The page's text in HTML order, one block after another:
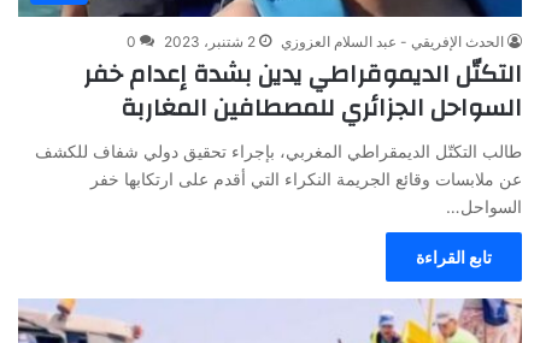
الحدث الإفريقي - عبد السلام العزوزي 2 شتنبر، 2023 0
التكتّل الديموقراطي يدين بشدة إعدام خفر
السواحل الجزائري للمصطافين المغاربة
طالب التكتّل الديمقراطي المغربي، بإجراء تحقيق دولي شفاف للكشف
عن ملابسات وقائع الجريمة النكراء التي أقدم على ارتكابها خفر
السواحل…
تابع القراءة